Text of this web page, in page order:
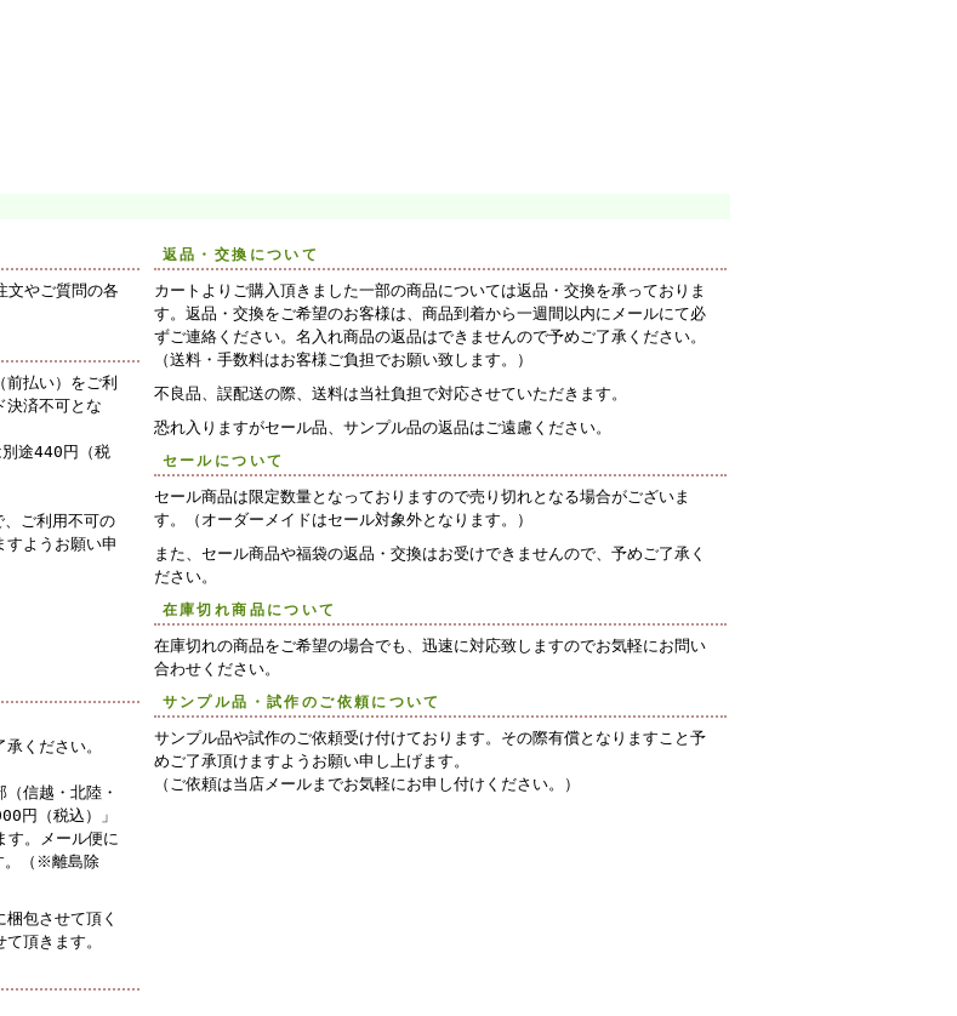
文やご質問の各
払い）をご利
決済不可とな
途440円（税
ご利用不可の
すようお願い申
ください。
信越・北陸・
円（税込）」
す。メール便に
。（※離島除
包させて頂く
頂きます。
返品・交換について
カートよりご購入頂きました一部の商品については返品・交換を承っておりま
す。返品・交換をご希望のお客様は、商品到着から一週間以内にメールにて必
ずご連絡ください。名入れ商品の返品はできませんので予めご了承ください。
（送料・手数料はお客様ご負担でお願い致します。）
不良品、誤配送の際、送料は当社負担で対応させていただきます。
恐れ入りますがセール品、サンプル品の返品はご遠慮ください。
セールについて
セール商品は限定数量となっておりますので売り切れとなる場合がございま
す。（オーダーメイドはセール対象外となります。）
また、セール商品や福袋の返品・交換はお受けできませんので、予めご了承く
ださい。
在庫切れ商品について
在庫切れの商品をご希望の場合でも、迅速に対応致しますのでお気軽にお問い
合わせください。
サンプル品・試作のご依頼について
サンプル品や試作のご依頼受け付けております。その際有償となりますこと予
めご了承頂けますようお願い申し上げます。
（ご依頼は当店メールまでお気軽にお申し付けください。）